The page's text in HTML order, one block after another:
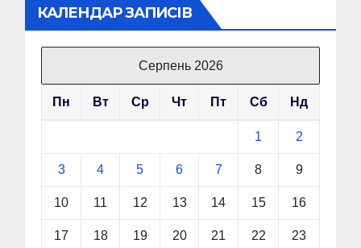
КАЛЕНДАР ЗАПИСІВ
Серпень 2026
Пн Вт Ср Чт Пт Сб Нд
1 2
3 4 5 6 7 8 9
10 11 12 13 14 15 16
17 18 19 20 21 22 23